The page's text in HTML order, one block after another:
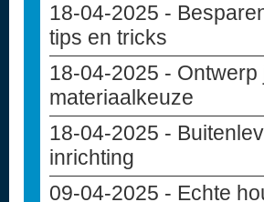
18-04-2025 -
tips en tricks
18-04-2025 -
materiaalkeuze
18-04-2025 -
inrichting
09-04-2025 - Echte